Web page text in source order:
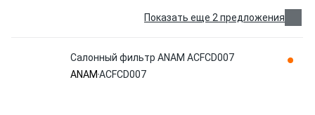
Показать еще 2 предложения
Салонный фильтр ANAM ACFCD007
ANAM ACFCD007